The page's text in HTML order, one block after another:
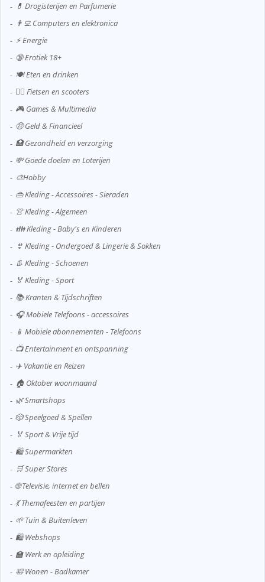
💊 Drogisterijen en Parfumerie
👨‍💻 Computers en elektronica
⚡ Energie
🔞 Erotiek 18+
🍽️ Eten en drinken
🚴‍♂️ Fietsen en scooters
🎮 Games & Multimedia
🤑 Geld & Financieel
🏥 Gezondheid en verzorging
💸 Goede doelen en Loterijen
🎨Hobby
👜 Kleding - Accessoires - Sieraden
👚 Kleding - Algemeen
👪 Kleding - Baby's en Kinderen
👙 Kleding - Ondergoed & Lingerie & Sokken
👢 Kleding - Schoenen
🏅 Kleding - Sport
📚 Kranten & Tijdschriften
🎧 Mobiele Telefoons - accessoires
📱 Mobiele abonnementen - Telefoons
📺 Entertainment en ontspanning
✈️ Vakantie en Reizen
🏠 Oktober woonmaand
🌿 Smartshops
🎲 Speelgoed & Spellen
🏅 Sport & Vrije tijd
🛍️ Supermarkten
🛒 Super Stores
🌐 Televisie, internet en bellen
💃 Themafeesten en partijen
🌱 Tuin & Buitenleven
🛍️ Webshops
🏫 Werk en opleiding
🛀 Wonen - Badkamer